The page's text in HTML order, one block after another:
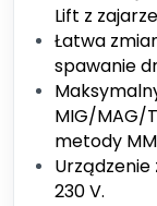
Lift z
Łatwa
spawanie
MIG/MAG/
metody
Urządzenie
230 V.